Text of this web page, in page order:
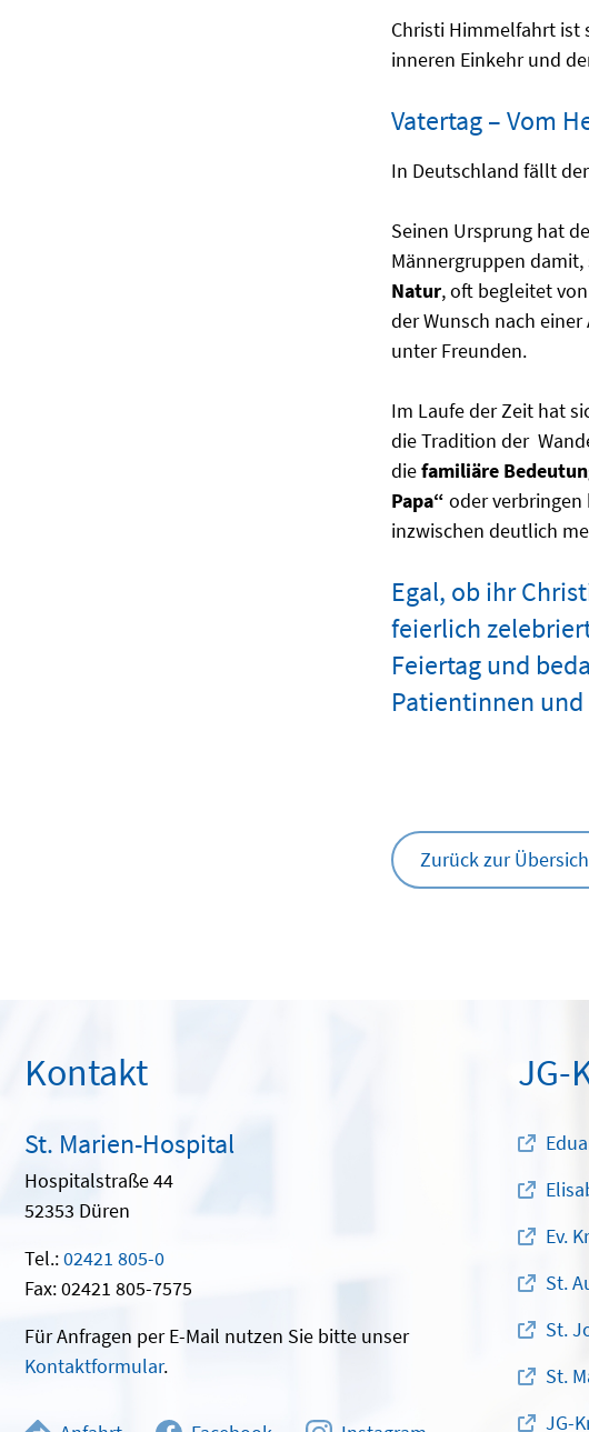
Christi Himmelfahrt ist
inneren Einkehr und
Vatertag – Vom
In Deutschland fällt
Seinen Ursprung hat
Männergruppen damit,
Natur, oft begleitet
der Wunsch nach
unter Freunden.
Im Laufe der Zeit hat
die Tradition der
diefamiliäre
Papa“ oder verbringen
inzwischen deutlich
Egal, ob ihr
feierlich
Feiertag und
Patientinnen
Zurück zur
Kontakt
St. Marien-Hospital
Hospitalstraße 44
52353 Düren
Tel.:02421 805-0
Fax: 02421 805-7575
Für Anfragen per E-Mail nutzen Sie bitte unser
Kontaktformular.
JG-
Ev.
St.
St.
St.
JG-